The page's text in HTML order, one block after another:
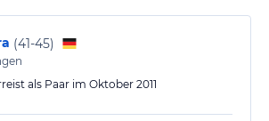
(41-45)
als Paar im Oktober 2011